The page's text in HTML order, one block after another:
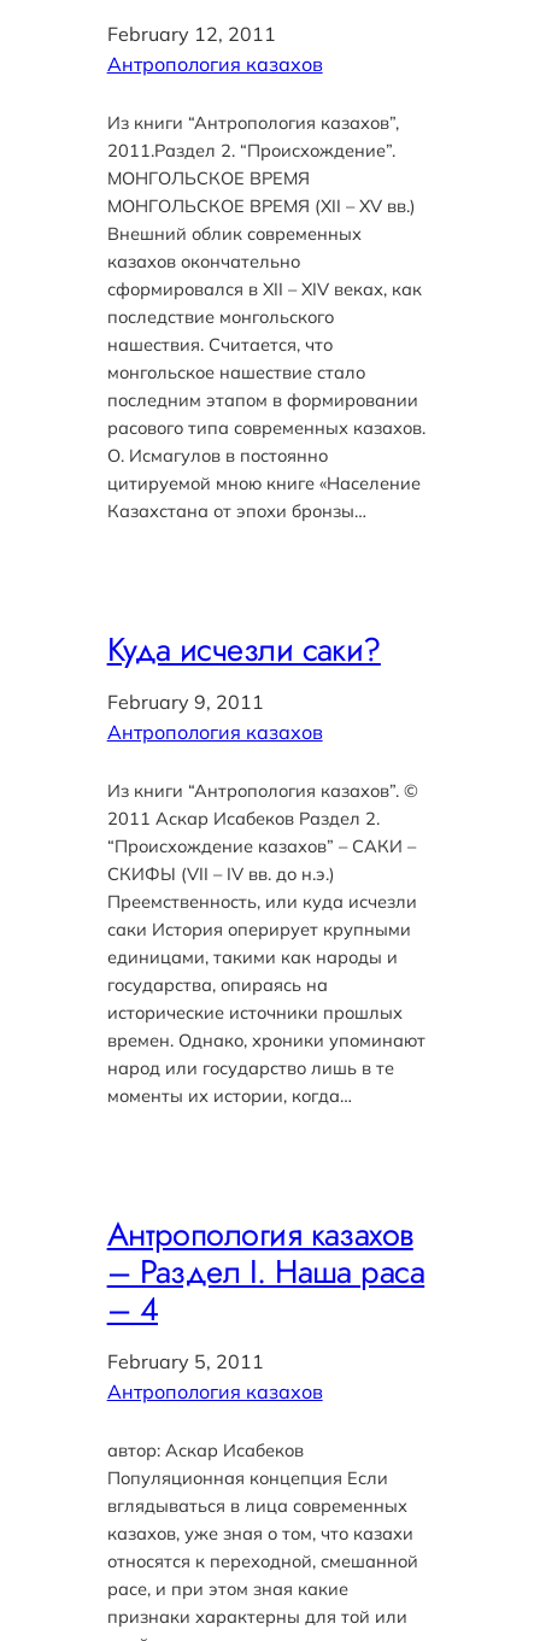
February 12, 2011
Антропология казахов
Из книги “Антропология казахов”,
2011.Раздел 2. “Происхождение”.
МОНГОЛЬСКОЕ ВРЕМЯ
МОНГОЛЬСКОЕ ВРЕМЯ (XII – XV вв.)
Внешний облик современных
казахов окончательно
сформировался в XII – XIV веках, как
последствие монгольского
нашествия. Считается, что
монгольское нашествие стало
последним этапом в формировании
расового типа современных казахов.
О. Исмагулов в постоянно
цитируемой мною книге «Население
Казахстана от эпохи бронзы…
Куда исчезли саки?
February 9, 2011
Антропология казахов
Из книги “Антропология казахов”. ©
2011 Аскар Исабеков Раздел 2.
“Происхождение казахов” – САКИ –
СКИФЫ (VII – IV вв. до н.э.)
Преемственность, или куда исчезли
саки История оперирует крупными
единицами, такими как народы и
государства, опираясь на
исторические источники прошлых
времен. Однако, хроники упоминают
народ или государство лишь в те
моменты их истории, когда…
Антропология казахов
– Раздел I. Наша раса
– 4
February 5, 2011
Антропология казахов
автор: Аскар Исабеков
Популяционная концепция Если
вглядываться в лица современных
казахов, уже зная о том, что казахи
относятся к переходной, смешанной
расе, и при этом зная какие
признаки характерны для той или